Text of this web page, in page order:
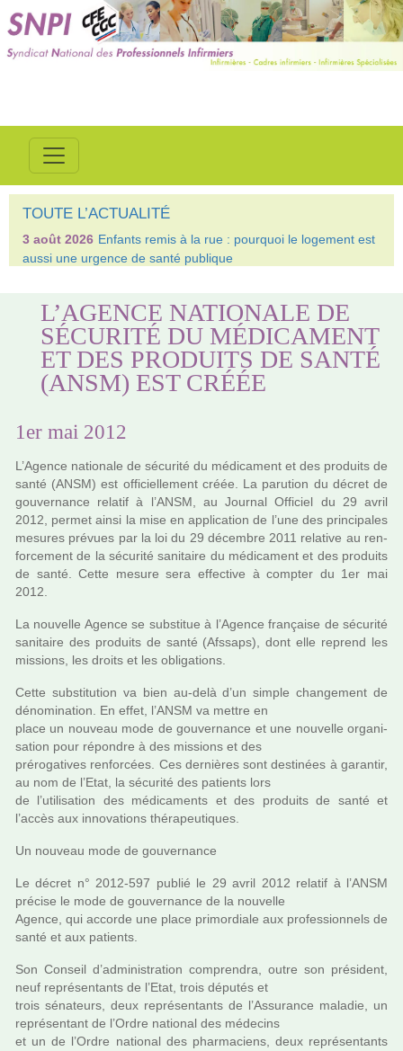
TOUTE L’ACTUALITÉ
3 août 2026 Enfants remis à la rue : pourquoi le logement est
aussi une urgence de santé publique
L’AGENCE NATIONALE DE
SÉCURITÉ DU MÉDICAMENT
ET DES PRODUITS DE SANTÉ
(ANSM) EST CRÉÉE
1er mai 2012
L’Agence natio­nale de sécu­rité du médi­ca­ment et des pro­duits de
santé (ANSM) est offi­ciel­le­ment créée. La paru­tion du décret de
gou­ver­nance rela­tif à l’ANSM, au Journal Officiel du 29 avril
2012, permet ainsi la mise en appli­ca­tion de l’une des prin­ci­pa­les
mesu­res pré­vues par la loi du 29 décem­bre 2011 rela­tive au ren­
for­ce­ment de la sécu­rité sani­taire du médi­ca­ment et des pro­duits
de santé. Cette mesure sera effec­tive à comp­ter du 1er mai
2012.
La nou­velle Agence se sub­sti­tue à l’Agence fran­çaise de sécu­rité
sani­taire des pro­duits de santé (Afssaps), dont elle reprend les
mis­sions, les droits et les obli­ga­tions.
Cette sub­sti­tu­tion va bien au-delà d’un simple chan­ge­ment de
déno­mi­na­tion. En effet, l’ANSM va mettre en
place un nou­veau mode de gou­ver­nance et une nou­velle orga­ni­
sa­tion pour répon­dre à des mis­sions et des
pré­ro­ga­ti­ves ren­for­cées. Ces der­niè­res sont des­ti­nées à garan­tir,
au nom de l’Etat, la sécu­rité des patients lors
de l’uti­li­sa­tion des médi­ca­ments et des pro­duits de santé et
l’accès aux inno­va­tions thé­ra­peu­ti­ques.
Un nou­veau mode de gou­ver­nance
Le décret n° 2012-597 publié le 29 avril 2012 rela­tif à l’ANSM
pré­cise le mode de gou­ver­nance de la nou­velle
Agence, qui accorde une place pri­mor­diale aux pro­fes­sion­nels de
santé et aux patients.
Son Conseil d’admi­nis­tra­tion com­pren­dra, outre son pré­si­dent,
neuf repré­sen­tants de l’Etat, trois dépu­tés et
trois séna­teurs, deux repré­sen­tants de l’Assurance mala­die, un
repré­sen­tant de l’Ordre natio­nal des méde­cins
et un de l’Ordre natio­nal des phar­ma­ciens, deux repré­sen­tants